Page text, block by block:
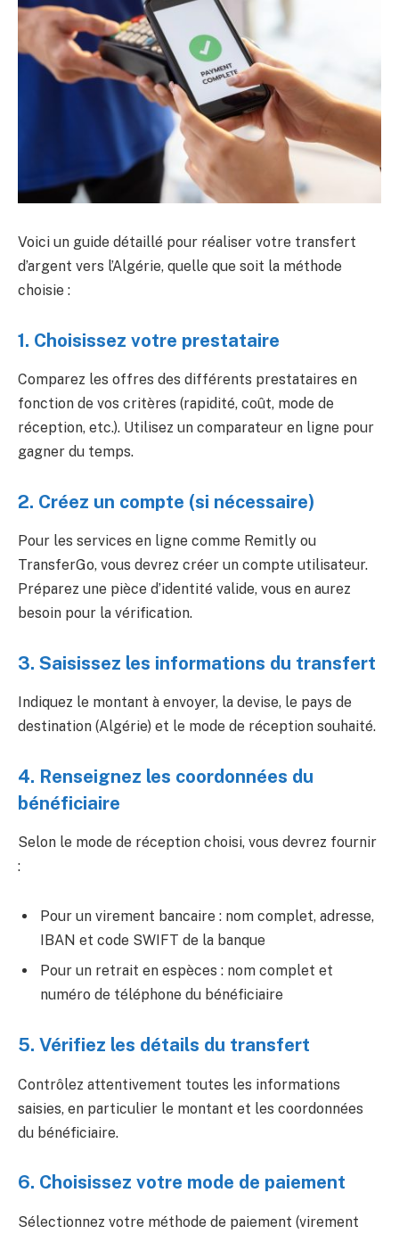
Voici un guide détaillé pour réaliser votre transfert
d’argent vers l’Algérie, quelle que soit la méthode
choisie :
1. Choisissez votre prestataire
Comparez les offres des différents prestataires en
fonction de vos critères (rapidité, coût, mode de
réception, etc.). Utilisez un comparateur en ligne pour
gagner du temps.
2. Créez un compte (si nécessaire)
Pour les services en ligne comme Remitly ou
TransferGo, vous devrez créer un compte utilisateur.
Préparez une pièce d’identité valide, vous en aurez
besoin pour la vérification.
3. Saisissez les informations du transfert
Indiquez le montant à envoyer, la devise, le pays de
destination (Algérie) et le mode de réception souhaité.
4. Renseignez les coordonnées du
bénéficiaire
Selon le mode de réception choisi, vous devrez fournir
:
Pour un virement bancaire : nom complet, adresse,
IBAN et code SWIFT de la banque
Pour un retrait en espèces : nom complet et
numéro de téléphone du bénéficiaire
5. Vérifiez les détails du transfert
Contrôlez attentivement toutes les informations
saisies, en particulier le montant et les coordonnées
du bénéficiaire.
6. Choisissez votre mode de paiement
Sélectionnez votre méthode de paiement (virement